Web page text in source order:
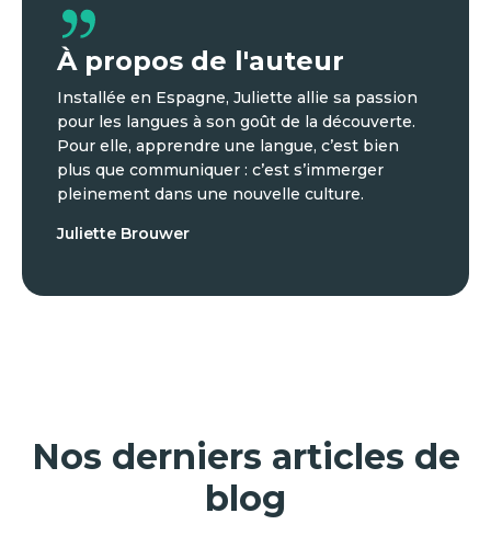
À propos de l'auteur
Installée en Espagne, Juliette allie sa passion
pour les langues à son goût de la découverte.
Pour elle, apprendre une langue, c’est bien
plus que communiquer : c’est s’immerger
pleinement dans une nouvelle culture.
Juliette Brouwer
Nos derniers articles de
blog